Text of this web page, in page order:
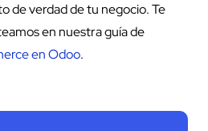
de verdad de tu negocio. Te
en nuestra guía de
en Odoo.